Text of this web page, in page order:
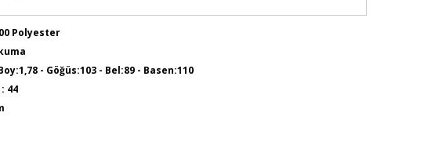
Polyester
- Göğüs:103 - Bel:89 - Basen:110
44